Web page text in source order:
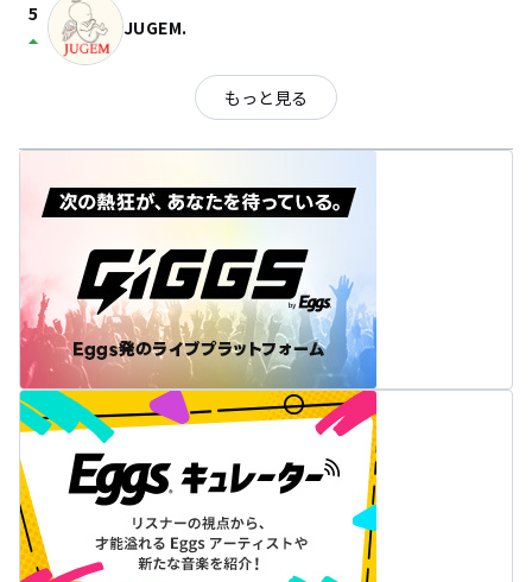
5
arrow_drop_up JUGEM.
もっと見る